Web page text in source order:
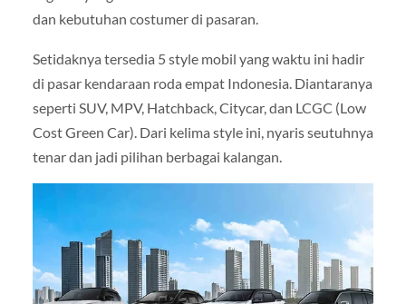
dan kebutuhan costumer di pasaran.
Setidaknya tersedia 5 style mobil yang waktu ini hadir
di pasar kendaraan roda empat Indonesia. Diantaranya
seperti SUV, MPV, Hatchback, Citycar, dan LCGC (Low
Cost Green Car). Dari kelima style ini, nyaris seutuhnya
tenar dan jadi pilihan berbagai kalangan.